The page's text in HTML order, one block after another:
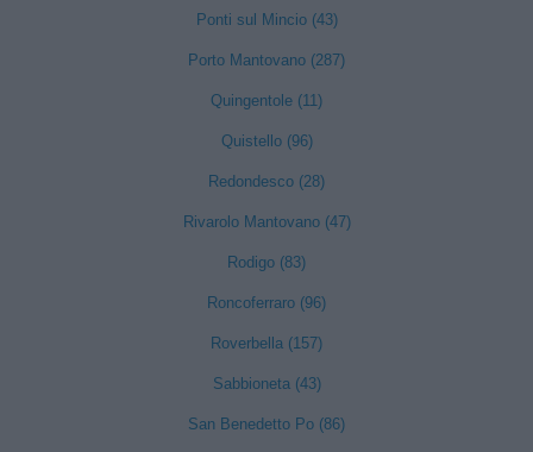
Ponti sul Mincio (43)
Porto Mantovano (287)
Quingentole (11)
Quistello (96)
Redondesco (28)
Rivarolo Mantovano (47)
Rodigo (83)
Roncoferraro (96)
Roverbella (157)
Sabbioneta (43)
San Benedetto Po (86)